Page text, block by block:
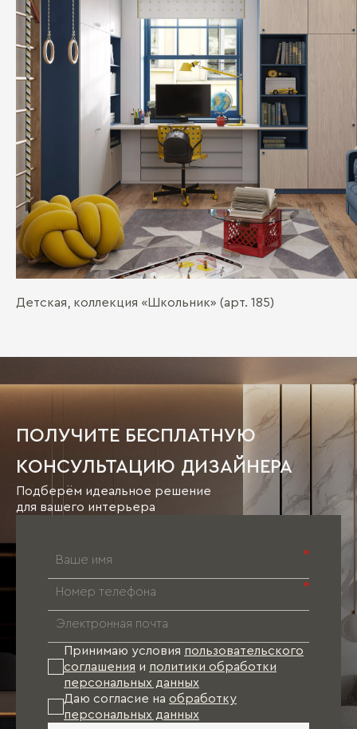
Детская, коллекция «Школьник­» (арт. 185)
ПОЛУЧИТЕ БЕСПЛАТНУЮ
КОНСУЛЬТАЦИЮ ДИЗАЙНЕРА
Подберём идеальное решение
для вашего интерьера
*
*
Принимаю условия пользовательского
соглашения и политики обработки
персональных данных
Даю согласие на обработку
персональных данных